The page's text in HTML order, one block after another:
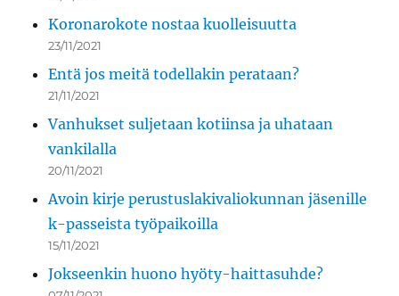
Koronarokote nostaa kuolleisuutta
23/11/2021
Entä jos meitä todellakin perataan?
21/11/2021
Vanhukset suljetaan kotiinsa ja uhataan
vankilalla
20/11/2021
Avoin kirje perustuslakivaliokunnan jäsenille
k-passeista työpaikoilla
15/11/2021
Jokseenkin huono hyöty-haittasuhde?